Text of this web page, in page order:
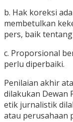
b. Hak koreksi
membetulkan
pers, baik
c. Proporsional
perlu diperbaiki.
Penilaian akhir
dilakukan Dewan
etik jurnalistik
atau perusahaan